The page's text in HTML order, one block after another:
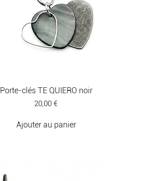
Porte-clés TE QUIERO noir
Prix
20,00 €
Ajouter au panier